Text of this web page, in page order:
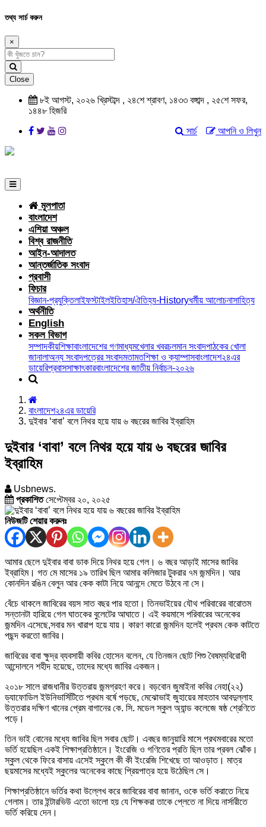
তথ্য সার্চ করুন
×
Close
৮ই আগস্ট, ২০২৬ খ্রিস্টাব্দ , ২৪শে শ্রাবণ, ১৪৩৩ বঙ্গাব্দ , ২৫শে সফর,
১৪৪৮ হিজরি
আপনি ও লিখুন
সার্চ
মূলপাতা
বাংলাদেশ
এশিয়া অঞ্চল
বিশ্ব রাজনীতি
আইন-আদালত
আন্তর্জাতিক সংবাদ
প্রবাসী
ফিচার
বিজ্ঞান-প্রযুক্তিলাইফস্টাইলইতিহাস/ঐতিহ্য-Historyধর্মীয় আলোচনাসাহিত্য
অর্থনীতি
English
সকল বিভাগ
সম্পাদকীয়শিক্ষাবাংলাদেশের গণমাধ্যমখেলার খবরচলমান সংবাদপাঠকের খোলা
জানালাঅন্য সংবাদপত্রের সংবাদমতামতশিক্ষা ও ক্যাম্পাসবাংলাদেশ২৪এর
ডায়েরিপ্রবাসসাক্ষাৎকারবাংলাদেশের জাতীয় নির্বাচন-২০২৬
বাংলাদেশ২৪এর ডায়েরি
দুইবার ‘বাবা’ বলে নিথর হয়ে যায় ৬ বছরের জাবির ইব্রাহিম
দুইবার ‘বাবা’ বলে নিথর হয়ে যায় ৬ বছরের জাবির
ইব্রাহিম
Usbnews.
প্রকাশিতসেপ্টেম্বর ২০, ২০২৫
নিউজটি শেয়ার করুনঃ
আমার ছেলে দুইবার বাবা ডাক দিয়ে নিথর হয়ে গেল। ৬ বছর আড়াই মাসের জাবির
ইব্রাহিম। গত মে মাসের ১৯ তারিখ ছিল আমার কলিজার টুকরার ৭ম জন্মদিন। আর
কোনদিন রঙিন বেলুন আর কেক কাটা নিয়ে আনন্দে মেতে উঠবে না সে।
বেঁচে থাকলে জাবিরের বয়স সাত বছর পার হতো। তিনভাইয়ের যৌথ পরিবারের বারোতম
সন্তানটা হারিয়ে গেল ঘাতকের বুলেটের আঘাতে। এই কয়মাসে পরিবারের অনেকের
জন্মদিন এসেছে,সবার মন খারাপ হয়ে যায়। কারণ কারো জন্মদিন হলেই প্রথম কেক কাটতে
পছন্দ করতো জাবির।
জাবিরের বাবা ক্ষুদ্র ব্যবসায়ী কবির হোসেন বলেন, যে তিনজন ছোট শিশু বৈষম্যবিরোধী
আন্দোলনে শহীদ হয়েছে, তাদের মধ্যে জাবির একজন।
২০১৮ সালে রাজধানীর উত্তরায় জন্মগ্রহণ করে। বড়বোন জুমাইনা কবির নেহা(২২)
ড্যাফোডিল ইউনিভার্সিটিতে প্রথম বর্ষে পড়ছে, মেঝোভাই জুহায়ের মাহতাব আবদুল্লাহ
উত্তরার দক্ষিণ খানের প্রেম বাগানের কে. সি. মডেল স্কুল অ্যান্ড কলেজে ষষ্ঠ শ্রেণিতে
পড়ে।
তিন ভাই বোনের মধ্যে জাবির ছিল সবার ছোট। এবছর জানুয়ারি মাসে প্রথমবারের মতো
ভর্তি হয়েছিল একই শিক্ষাপ্রতিষ্ঠানে। ইংরেজি ও গণিতের প্রতি ছিল তার প্রবল ঝোঁক।
স্কুল থেকে ফিরে বাসায় এসেই স্কুলে কী কী ইংরেজি শিখেছে তা আওড়াত। মাত্র
ছয়মাসের মধ্যেই স্কুলের অনেকের কাছে প্রিয়পাত্র হয়ে উঠেছিল সে।
শিক্ষাপ্রতিষ্ঠানে ভর্তির কথা উল্লেখ করে জাবিরের বাবা জানান, ওকে ভর্তি করাতে নিয়ে
গেলাম। তার ইন্টারভিউ এতো ভালো হয় যে শিক্ষকরা তাকে প্লেতে না দিয়ে নার্সারীতে
ভর্তি করিয়ে দেন।